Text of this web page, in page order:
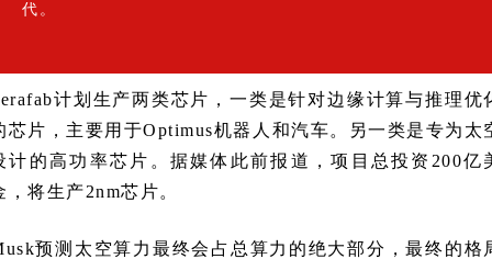
代。
计划生产两类芯片，一类是针对边缘计算与推理优
芯片，主要用于Optimus机器人和汽车。另一类是专为太
计的高功率芯片。据媒体此前报道，项目总投资200亿
，将生产2nm芯片。
预测太空算力最终会占总算力的绝大部分，最终的格